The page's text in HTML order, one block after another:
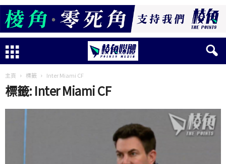
主頁 標籤 Inter Miami CF
標籤: Inter Miami CF